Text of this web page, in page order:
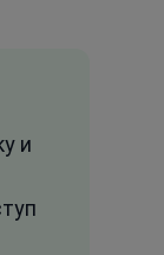
и